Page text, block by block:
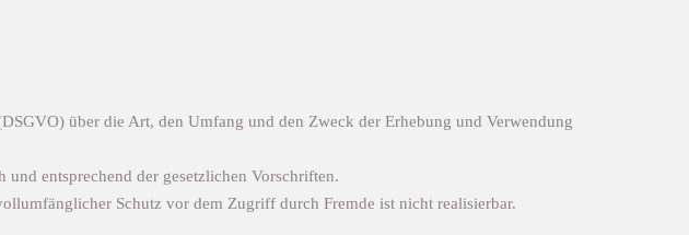
über die Art, den Umfang und den Zweck der Erhebung und Verwendung
entsprechend der gesetzlichen Vorschriften.
Schutz vor dem Zugriff durch Fremde ist nicht realisierbar.